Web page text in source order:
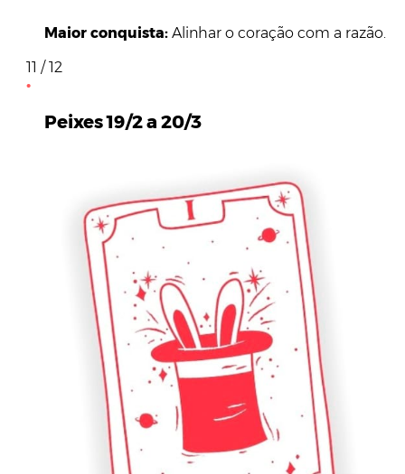
Maior conquista:Alinhar o coração com a razão.
11 / 12
Peixes 19/2 a 20/3